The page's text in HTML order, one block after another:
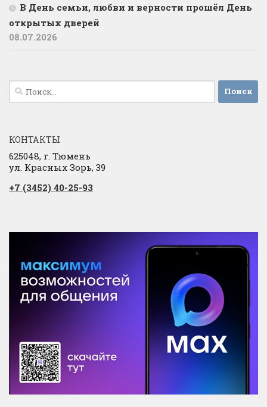
В День семьи, любви и верности прошёл День
открытых дверей
08.07.2026
Найти:
КОНТАКТЫ
625048, г. Тюмень
ул. Красных Зорь, 39
+7 (3452) 40-25-93